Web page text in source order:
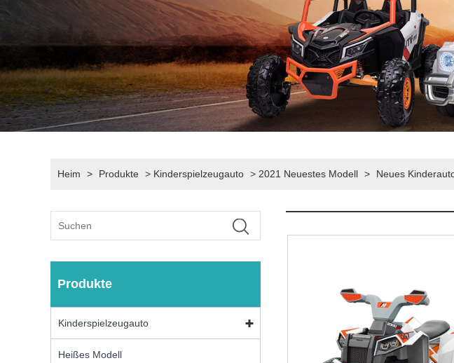
Heim > Produkte > Kinderspielzeugauto > 2021 Neuestes Modell > Neues
Produkte
Kinderspielzeugauto
Heißes Modell